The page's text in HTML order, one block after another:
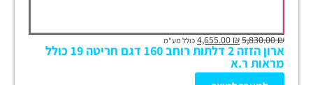
₪
5,830.00
₪ כולל מע"מ
ארון הזזה 2 דלתות רוחב 160 דגם חריטה 19 כולל
מראות ר.א